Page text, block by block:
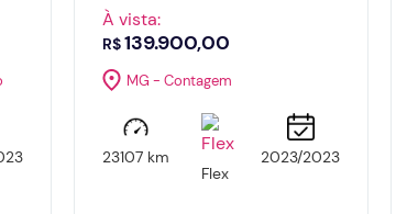
À vista:
R$139.900,00
MG - Contagem
23107 km
Flex
2023/2023